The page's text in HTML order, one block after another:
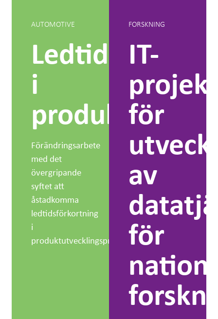
AUTOMOTIVE
i
Förändringsarbete
med det
övergripande
syftet att
åstadkomma
ledtidsförkortning
i
produktutvecklingsprocessen.
FORSKNING
IT-
för
av
för